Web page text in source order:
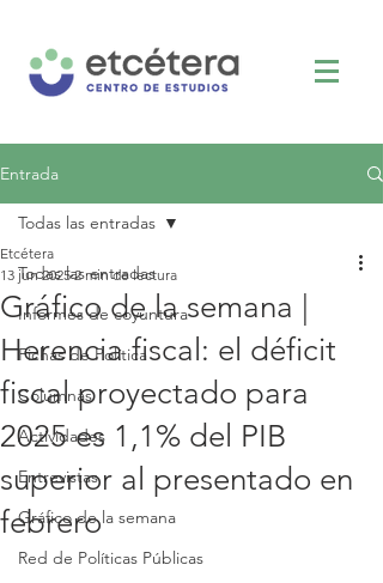
Entrada
Todas las entradas
Informes de coyuntura
Fichas de Política
Columnas
Actividades
Entrevistas
Gráfico de la semana
Red de Políticas Públicas
Todas las entradas
Gráfico de la semana |
Herencia fiscal: el déficit
fiscal proyectado para
2025 es 1,1% del PIB
superior al presentado en
febrero
Etcétera
13 jun 2025 2 min de lectura